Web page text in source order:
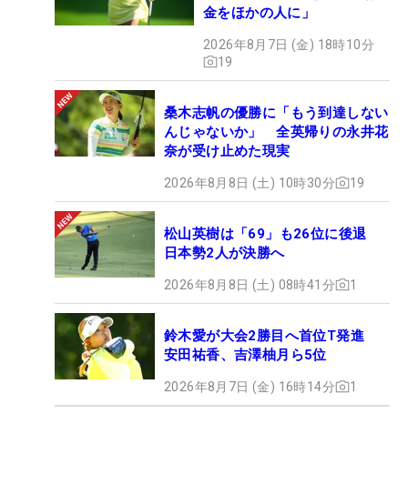
金をほかの人に」
2026年8月7日 (金) 18時10分
19
桑木志帆の優勝に「もう到達しない
んじゃないか」 全英帰りの永井花
奈が受け止めた現実
2026年8月8日 (土) 10時30分 19
松山英樹は「69」も26位に後退
日本勢2人が決勝へ
2026年8月8日 (土) 08時41分 1
鈴木愛が大会2勝目へ首位T発進
安田祐香、吉澤柚月ら5位
2026年8月7日 (金) 16時14分 1